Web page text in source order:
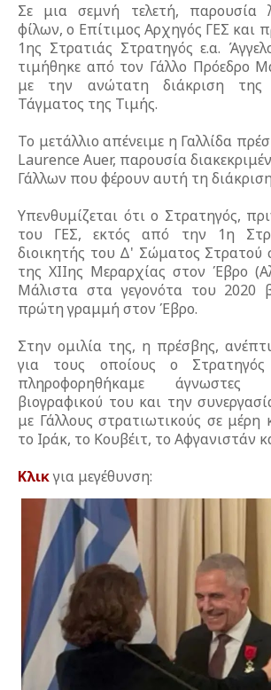
Σε μια σεμνή τελετή, παρουσία
φίλων, ο Επίτιμος Αρχηγός ΓΕΣ και
1ης Στρατιάς Στρατηγός ε.α.
τιμήθηκε από τον Γάλλο Πρόεδρο
με την ανώτατη διάκριση της
Τάγματος της Τιμής.
Το μετάλλιο απένειμε η Γαλλίδα
Laurence Auer, παρουσία
Γάλλων που φέρουν αυτή τη
Υπενθυμίζεται ότι ο Στρατηγός,
του ΓΕΣ, εκτός από την 1η
διοικητής του Δ' Σώματος Στρατού
της ΧΙΙης Μεραρχίας στον Έβρο
Μάλιστα στα γεγονότα του 2020
πρώτη γραμμή στον Έβρο.
Στην ομιλία της, η πρέσβης,
για τους οποίους ο Στρατηγός
πληροφορηθήκαμε
βιογραφικού του και την
με Γάλλους στρατιωτικούς σε
το Ιράκ, το Κουβέιτ, το Αφγανιστάν
Κλικγια μεγέθυνση: